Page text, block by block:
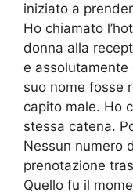
iniziato a
Ho chiamato
donna alla
e
suo nome fosse
capito male. Ho
stessa catena.
Nessun numero
prenotazione
Quello fu il